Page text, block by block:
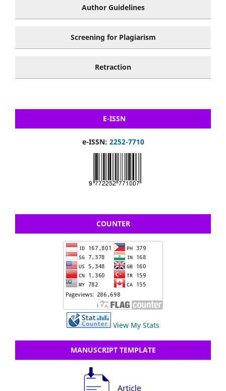
Author Guidelines
Screening for Plagiarism
Retraction
E-ISSN
e-ISSN: 2252-7710
COUNTER
View My Stats
MANUSCRIPT TEMPLATE